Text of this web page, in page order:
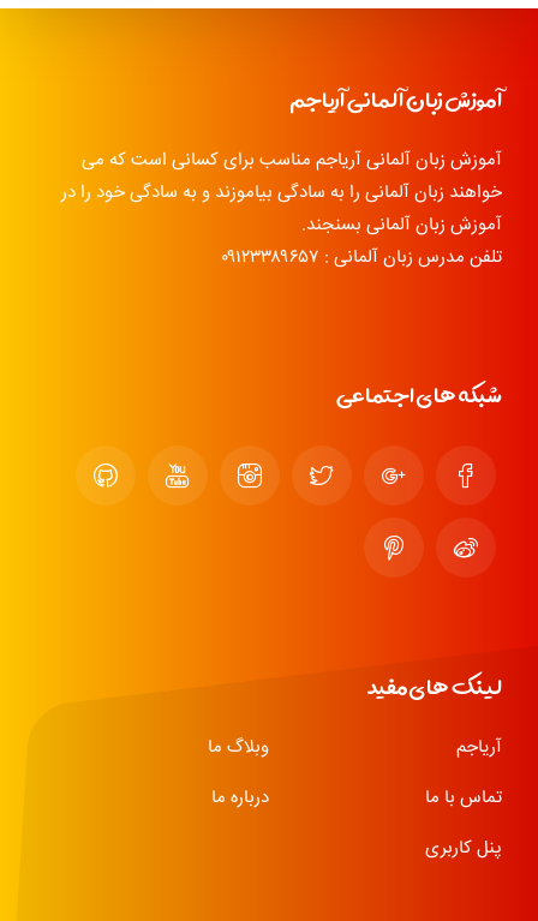
آموزش زبان آلمانی آریاجم
آموزش زبان آلمانی آریاجم مناسب برای کسانی است که می
خواهند زبان آلمانی را به سادگی بیاموزند و به سادگی خود را در
آموزش زبان آلمانی بسنجند.
تلفن مدرس زبان آلمانی : ۰۹۱۲۳۳۸۹۶۵۷
شبکه های اجتماعی
لینک های مفید
آریاجم
وبلاگ ما
تماس با ما
درباره ما
پنل کاربری